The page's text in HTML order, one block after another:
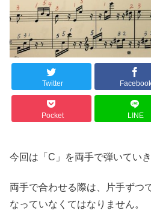
Twitter
Pocket LINE
今回は「C」を両手で弾いてい
両手で合わせる際は、片手ずつ
なっていなくてはなりません。